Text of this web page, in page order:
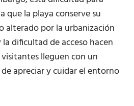
que la playa conserve su
alterado por la urbanización
dificultad de acceso hacen
lleguen con un
apreciar y cuidar el entorno